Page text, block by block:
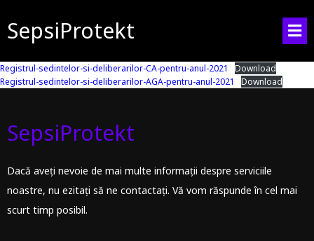
SepsiProtekt
Registrul-sedintelor-si-deliberarilor-CA-pentru-anul-2021
Download
Registrul-sedintelor-si-deliberarilor-AGA-pentru-anul-2021
Download
SepsiProtekt
Dacă aveți nevoie de mai multe informații despre serviciile
noastre, nu ezitați să ne contactați. Vă vom răspunde în cel mai
scurt timp posibil.